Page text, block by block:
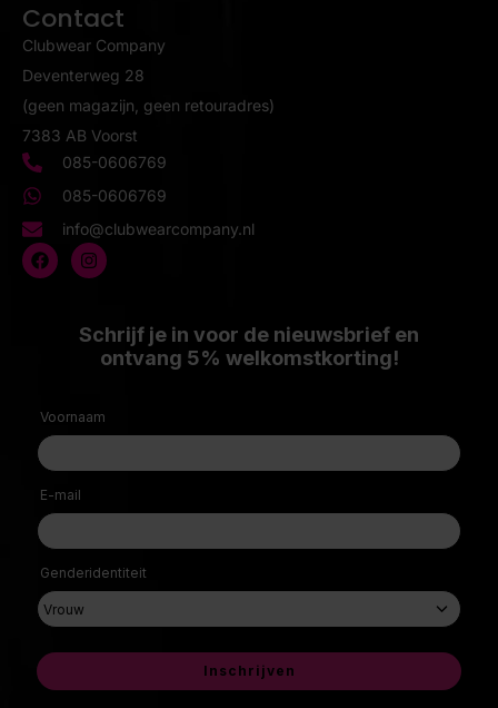
Contact
Clubwear Company
Deventerweg 28
(geen magazijn, geen retouradres)
7383 AB Voorst
085-0606769
085-0606769
info@clubwearcompany.nl